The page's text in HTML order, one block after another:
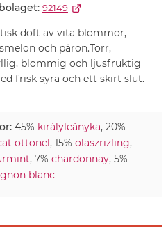
92149
doft av vita blommor,
och päron.Torr,
blommig och ljusfruktig
frisk syra och ett skirt slut.
45% királyleányka, 20%
ottonel, 15% olaszrizling,
, 7% chardonnay, 5%
blanc